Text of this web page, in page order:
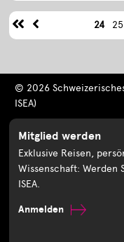
24 25
© 2026
ISEA)
Mitglied werden
Exklusive Reisen,
Wissenschaft: Werden
ISEA.
Anmelden